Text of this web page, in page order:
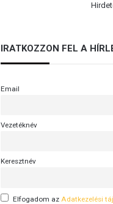
IRATKOZZON FEL A
Email
Vezetéknév
Keresztnév
Elfogadom az Adatkezelési